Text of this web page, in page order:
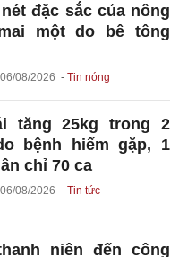
đặc sắc của nông
một do bê tông
08/2026 Tin nóng
tăng 25kg trong 2
bệnh hiếm gặp, 1
chỉ 70 ca
08/2026 Tin tức
niên đến công